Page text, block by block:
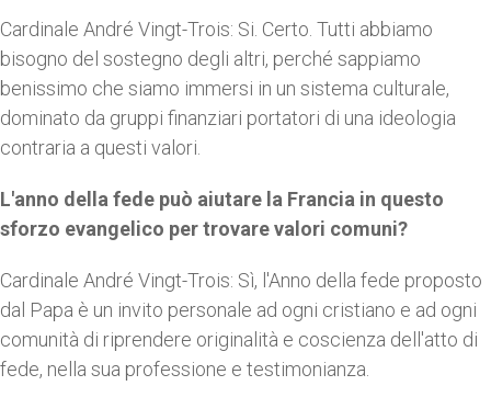
Cardinale André Vingt-Trois: Si. Certo. Tutti abbiamo
bisogno del sostegno degli altri, perché sappiamo
benissimo che siamo immersi in un sistema culturale,
dominato da gruppi finanziari portatori di una ideologia
contraria a questi valori.
L'anno della fede può aiutare la Francia in questo
sforzo evangelico per trovare valori comuni?
Cardinale André Vingt-Trois: Sì, l'Anno della fede proposto
dal Papa è un invito personale ad ogni cristiano e ad ogni
comunità di riprendere originalità e coscienza dell'atto di
fede, nella sua professione e testimonianza.